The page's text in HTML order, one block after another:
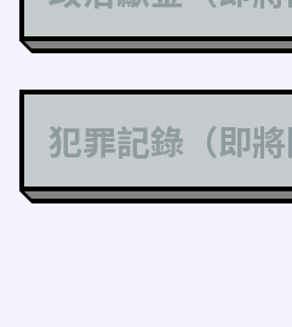
犯罪記錄（即將